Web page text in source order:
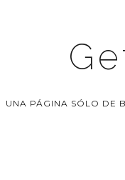
UNA PÁGINA SÓLO DE